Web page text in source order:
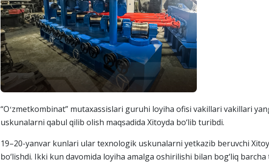
“Oʻzmetkombinat” mutaxassislari guruhi loyiha ofisi vakillari vakillari
uskunalarni qabul qilib olish maqsadida Xitoyda bo‘lib turibdi.
19–20-yanvar kunlari ular texnologik uskunalarni yetkazib beruvchi
bo‘lishdi. Ikki kun davomida loyiha amalga oshirilishi bilan bog‘liq